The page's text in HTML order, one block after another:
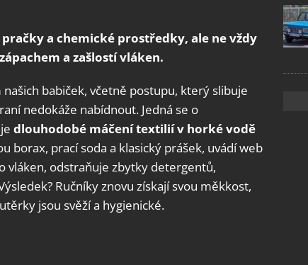
a chemické prostředky, ale ne vždy
a zašlostí vláken.
babiček, včetně postupu, který slibuje
nedokáže nabídnout. Jedná se o
dlouhodobé máčení textilií v horké vodě
borax, prací soda a klasický prášek, uvádí web
vláken, odstraňuje zbytky detergentů,
Ručníky znovu získají svou měkkost,
jsou svěží a hygienické.